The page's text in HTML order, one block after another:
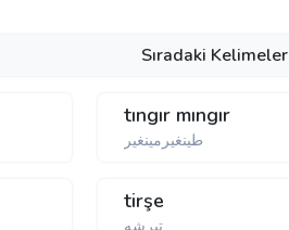
Sıradaki Kelimeler
tıngır mıngır
طينغيرمينغير
tirşe